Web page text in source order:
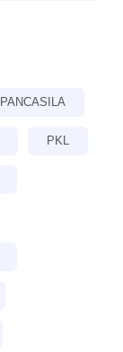
PANCASILA
PKL